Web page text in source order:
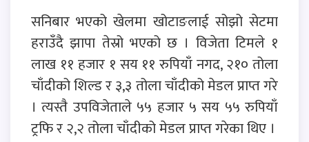
सनिबार भएको खेलमा खोटाङलाई सोझो सेटमा
हराउँदै झापा तेस्रो भएको छ । विजेता टिमले १
लाख ११ हजार १ सय ११ रुपियाँ नगद, २१० तोला
चाँदीको शिल्ड र ३,३ तोला चाँदीको मेडल प्राप्त गरे
। त्यस्तै उपविजेताले ५५ हजार ५ सय ५५ रुपियाँ
ट्रफि र २,२ तोला चाँदीको मेडल प्राप्त गरेका थिए ।